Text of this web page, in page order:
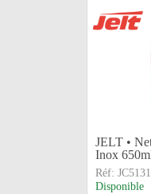
JELT •
Inox
Réf: JC5131
Disponible